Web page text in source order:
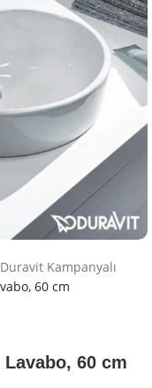
Duravit Kampanyalı
60 cm
60 cm